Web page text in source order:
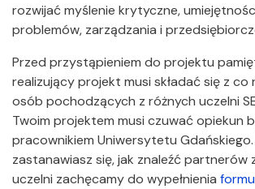
rozwijać myślenie krytyczne,
problemów, zarządzania i
Przed przystąpieniem do projektu
realizujący projekt musi składać się z co
osób pochodzących z różnych uczelni
Twoim projektem musi czuwać opiekun
pracownikiem Uniwersytetu Gdańskiego.
zastanawiasz się, jak znaleźć partnerów
uczelni zachęcamy do wypełnienia